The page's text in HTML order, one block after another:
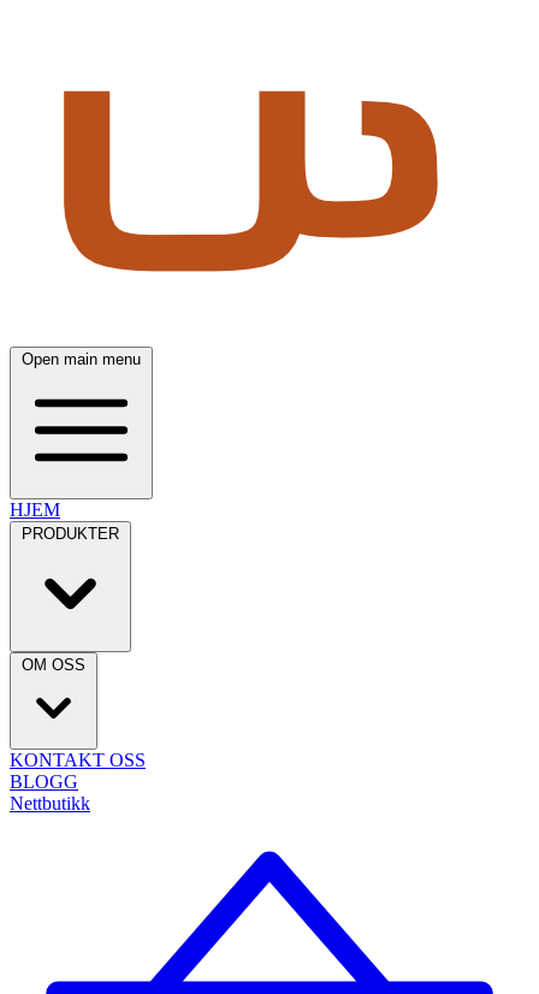
Open main menu
HJEM
PRODUKTER
OM OSS
KONTAKT OSS
BLOGG
Nettbutikk